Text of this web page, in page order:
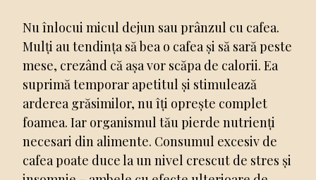
Nu înlocui micul dejun sau prânzul cu cafea.
Mulți au tendința să bea o cafea și să sară peste
mese, crezând că așa vor scăpa de calorii. Ea
suprimă temporar apetitul și stimulează
arderea grăsimilor, nu îți oprește complet
foamea. Iar organismul tău pierde nutrienți
necesari din alimente. Consumul excesiv de
cafea poate duce la un nivel crescut de stres și